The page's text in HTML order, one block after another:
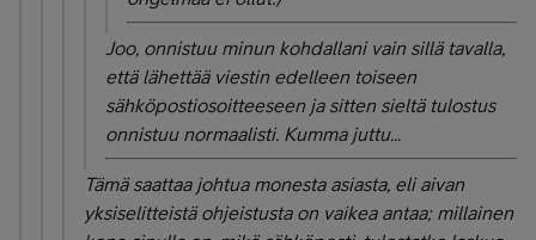
Joo, onnistuu minun kohdallani vain sillä tavalla,
että lähettää viestin edelleen toiseen
sähköpostiosoitteeseen ja sitten sieltä tulostus
onnistuu normaalisti. Kumma juttu...
Tämä saattaa johtua monesta asiasta, eli aivan
yksiselitteistä ohjeistusta on vaikea antaa; millainen